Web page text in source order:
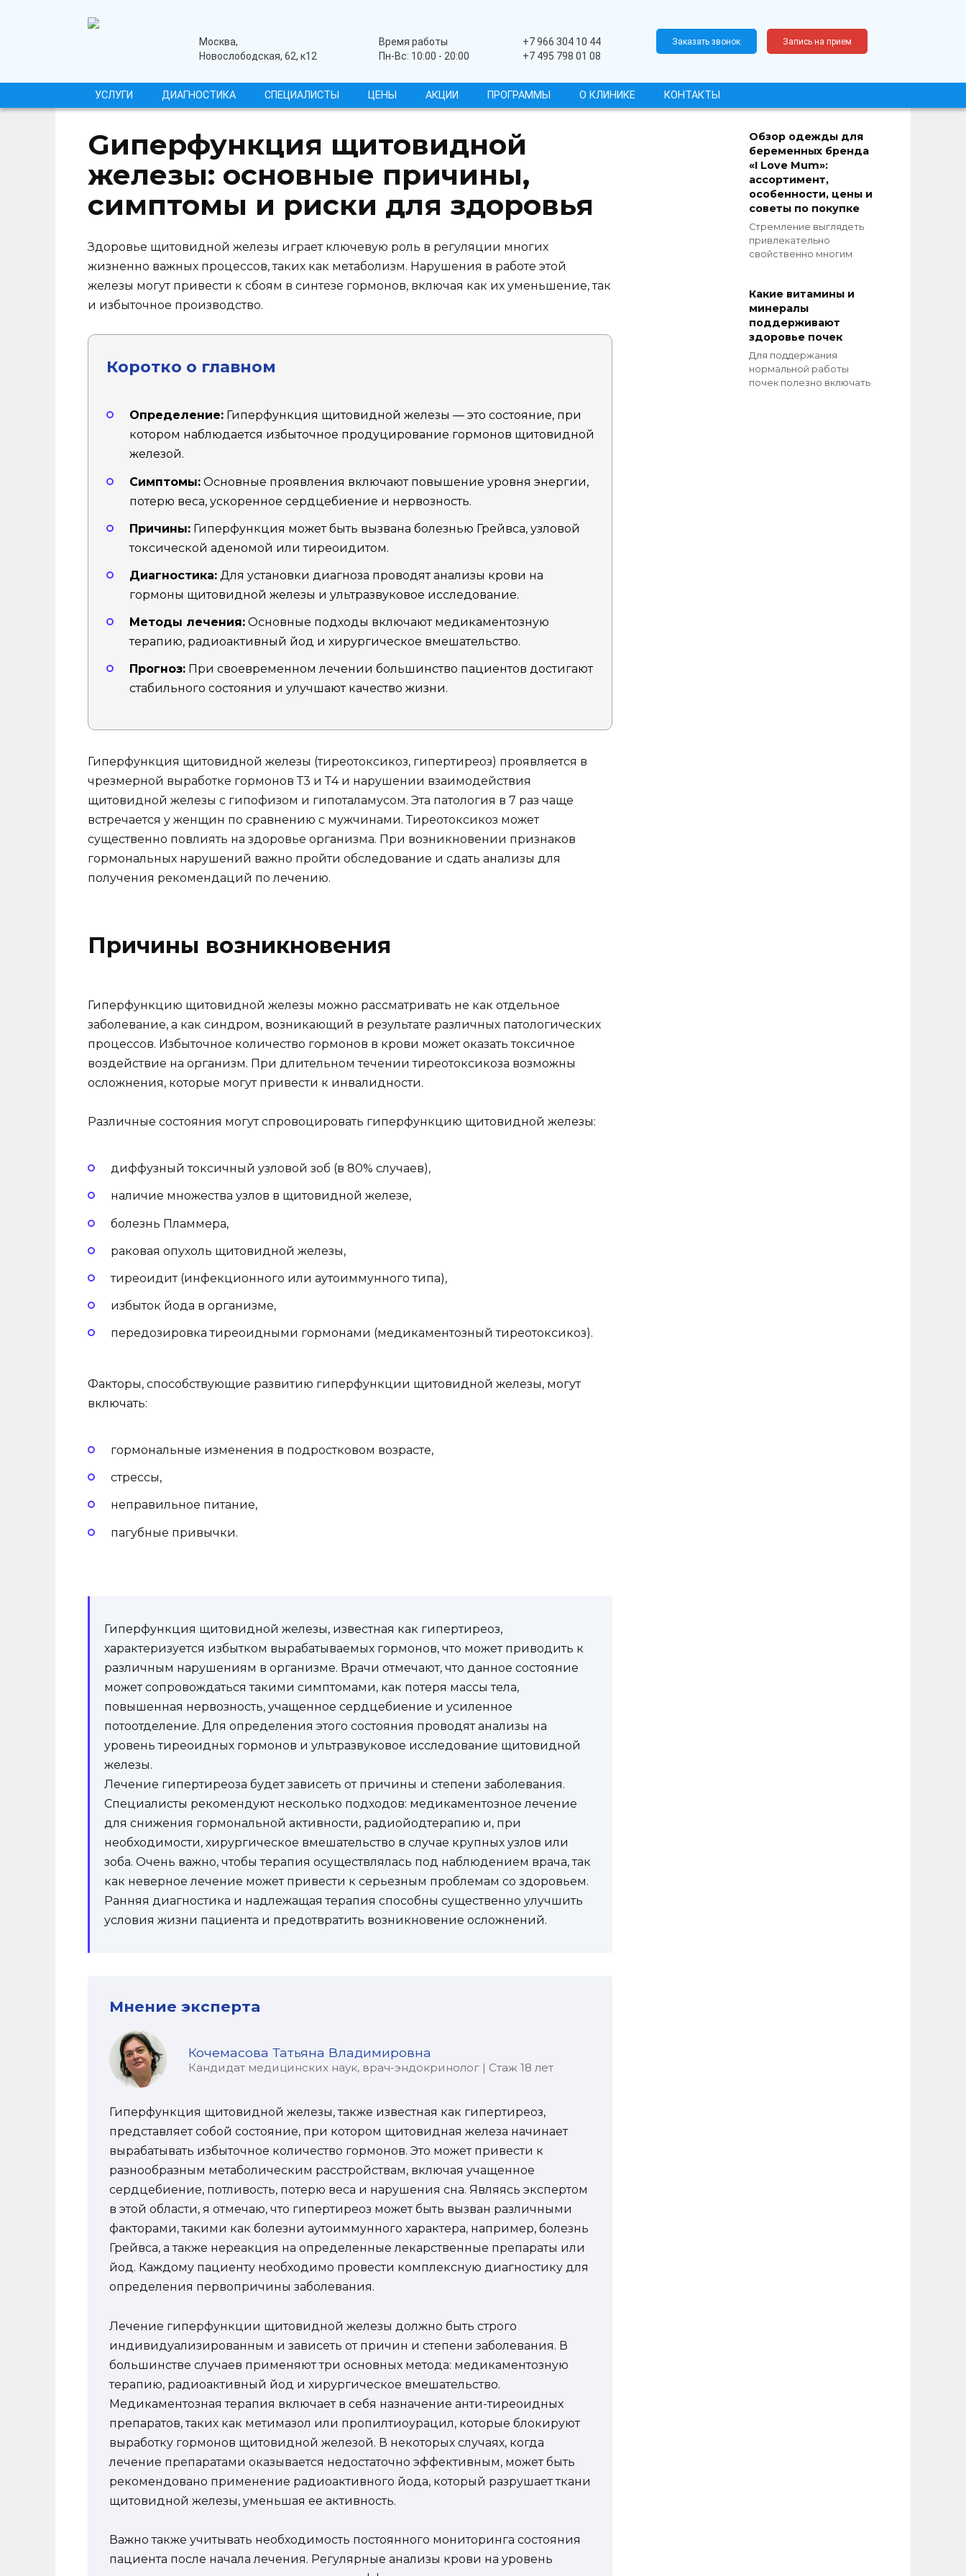
медицинский центрМосква,
Новослободская, 62, к12
Время работы
Пн-Вс: 10:00 - 20:00
+7 966 304 10 44
+7 495 798 01 08
Заказать звонок Запись на прием
УСЛУГИ ДИАГНОСТИКА СПЕЦИАЛИСТЫ ЦЕНЫ АКЦИИ ПРОГРАММЫ О КЛИНИКЕ КОНТАКТЫ
Gиперфункция щитовидной
железы: основные причины,
симптомы и риски для здоровья
Здоровье щитовидной железы играет ключевую роль в регуляции многих
жизненно важных процессов, таких как метаболизм. Нарушения в работе этой
железы могут привести к сбоям в синтезе гормонов, включая как их уменьшение, так
и избыточное производство.
Коротко о главном
Определение: Гиперфункция щитовидной железы — это состояние, при
котором наблюдается избыточное продуцирование гормонов щитовидной
железой.
Симптомы: Основные проявления включают повышение уровня энергии,
потерю веса, ускоренное сердцебиение и нервозность.
Причины: Гиперфункция может быть вызвана болезнью Грейвса, узловой
токсической аденомой или тиреоидитом.
Диагностика: Для установки диагноза проводят анализы крови на
гормоны щитовидной железы и ультразвуковое исследование.
Методы лечения: Основные подходы включают медикаментозную
терапию, радиоактивный йод и хирургическое вмешательство.
Прогноз: При своевременном лечении большинство пациентов достигают
стабильного состояния и улучшают качество жизни.
Гиперфункция щитовидной железы (тиреотоксикоз, гипертиреоз) проявляется в
чрезмерной выработке гормонов Т3 и Т4 и нарушении взаимодействия
щитовидной железы с гипофизом и гипоталамусом. Эта патология в 7 раз чаще
встречается у женщин по сравнению с мужчинами. Тиреотоксикоз может
существенно повлиять на здоровье организма. При возникновении признаков
гормональных нарушений важно пройти обследование и сдать анализы для
получения рекомендаций по лечению.
Причины возникновения
Гиперфункцию щитовидной железы можно рассматривать не как отдельное
заболевание, а как синдром, возникающий в результате различных патологических
процессов. Избыточное количество гормонов в крови может оказать токсичное
воздействие на организм. При длительном течении тиреотоксикоза возможны
осложнения, которые могут привести к инвалидности.
Различные состояния могут спровоцировать гиперфункцию щитовидной железы:
диффузный токсичный узловой зоб (в 80% случаев),
наличие множества узлов в щитовидной железе,
болезнь Пламмера,
раковая опухоль щитовидной железы,
тиреоидит (инфекционного или аутоиммунного типа),
избыток йода в организме,
передозировка тиреоидными гормонами (медикаментозный тиреотоксикоз).
Факторы, способствующие развитию гиперфункции щитовидной железы, могут
включать:
гормональные изменения в подростковом возрасте,
стрессы,
неправильное питание,
пагубные привычки.
Гиперфункция щитовидной железы, известная как гипертиреоз,
характеризуется избытком вырабатываемых гормонов, что может приводить к
различным нарушениям в организме. Врачи отмечают, что данное состояние
может сопровождаться такими симптомами, как потеря массы тела,
повышенная нервозность, учащенное сердцебиение и усиленное
потоотделение. Для определения этого состояния проводят анализы на
уровень тиреоидных гормонов и ультразвуковое исследование щитовидной
железы.
Лечение гипертиреоза будет зависеть от причины и степени заболевания.
Специалисты рекомендуют несколько подходов: медикаментозное лечение
для снижения гормональной активности, радиойодтерапию и, при
необходимости, хирургическое вмешательство в случае крупных узлов или
зоба. Очень важно, чтобы терапия осуществлялась под наблюдением врача, так
как неверное лечение может привести к серьезным проблемам со здоровьем.
Ранняя диагностика и надлежащая терапия способны существенно улучшить
условия жизни пациента и предотвратить возникновение осложнений.
Мнение эксперта
Кочемасова Татьяна Владимировна
Кандидат медицинских наук, врач-эндокринолог | Стаж 18 лет
Гиперфункция щитовидной железы, также известная как гипертиреоз,
представляет собой состояние, при котором щитовидная железа начинает
вырабатывать избыточное количество гормонов. Это может привести к
разнообразным метаболическим расстройствам, включая учащенное
сердцебиение, потливость, потерю веса и нарушения сна. Являясь экспертом
в этой области, я отмечаю, что гипертиреоз может быть вызван различными
факторами, такими как болезни аутоиммунного характера, например, болезнь
Грейвса, а также нереакция на определенные лекарственные препараты или
йод. Каждому пациенту необходимо провести комплексную диагностику для
определения первопричины заболевания.
Лечение гиперфункции щитовидной железы должно быть строго
индивидуализированным и зависеть от причин и степени заболевания. В
большинстве случаев применяют три основных метода: медикаментозную
терапию, радиоактивный йод и хирургическое вмешательство.
Медикаментозная терапия включает в себя назначение анти-тиреоидных
препаратов, таких как метимазол или пропилтиоурацил, которые блокируют
выработку гормонов щитовидной железой. В некоторых случаях, когда
лечение препаратами оказывается недостаточно эффективным, может быть
рекомендовано применение радиоактивного йода, который разрушает ткани
щитовидной железы, уменьшая ее активность.
Важно также учитывать необходимость постоянного мониторинга состояния
пациента после начала лечения. Регулярные анализы крови на уровень
Обзор одежды для
беременных бренда
«‎I Love Mum»:
ассортимент,
особенности, цены и
советы по покупке
Стремление выглядеть
привлекательно
свойственно многим
Какие витамины и
минералы
поддерживают
здоровье почек
Для поддержания
нормальной работы
почек полезно включать